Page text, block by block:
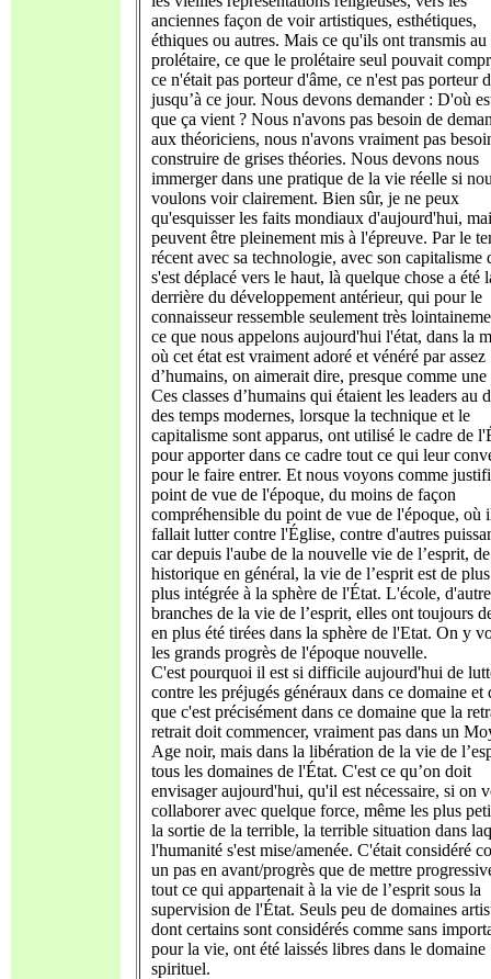
anciennes façon de voir artistiques, esthétiques,
éthiques ou autres. Mais ce qu'ils ont transmis au
prolétaire, ce que le prolétaire seul pouvait
ce n'était pas porteur d'âme, ce n'est pas porteur
jusqu’à ce jour. Nous devons demander : D'où
que ça vient ? Nous n'avons pas besoin de
aux théoriciens, nous n'avons vraiment pas
construire de grises théories. Nous devons nous
immerger dans une pratique de la vie réelle si
voulons voir clairement. Bien sûr, je ne peux
qu'esquisser les faits mondiaux d'aujourd'hui,
peuvent être pleinement mis à l'épreuve. Par le
récent avec sa technologie, avec son capitalisme
s'est déplacé vers le haut, là quelque chose a été
derrière du développement antérieur, qui pour le
connaisseur ressemble seulement très
ce que nous appelons aujourd'hui l'état, dans la
où cet état est vraiment adoré et vénéré par assez
d’humains, on aimerait dire, presque comme
Ces classes d’humains qui étaient les leaders au
des temps modernes, lorsque la technique et le
capitalisme sont apparus, ont utilisé le cadre de
pour apporter dans ce cadre tout ce qui leur
pour le faire entrer. Et nous voyons comme
point de vue de l'époque, du moins de façon
compréhensible du point de vue de l'époque, où
fallait lutter contre l'Église, contre d'autres
car depuis l'aube de la nouvelle vie de l’esprit,
historique en général, la vie de l’esprit est de
plus intégrée à la sphère de l'État. L'école,
branches de la vie de l’esprit, elles ont toujours
en plus été tirées dans la sphère de l'Etat. On y
les grands progrès de l'époque nouvelle.
C'est pourquoi il est si difficile aujourd'hui de
contre les préjugés généraux dans ce domaine et
que c'est précisément dans ce domaine que la
retrait doit commencer, vraiment pas dans un
Age noir, mais dans la libération de la vie de
tous les domaines de l'État. C'est ce qu’on doit
envisager aujourd'hui, qu'il est nécessaire, si on
collaborer avec quelque force, même les plus
la sortie de la terrible, la terrible situation dans
l'humanité s'est mise/amenée. C'était considéré
un pas en avant/progrès que de mettre
tout ce qui appartenait à la vie de l’esprit sous la
supervision de l'État. Seuls peu de domaines
dont certains sont considérés comme sans
pour la vie, ont été laissés libres dans le domaine
spirituel.